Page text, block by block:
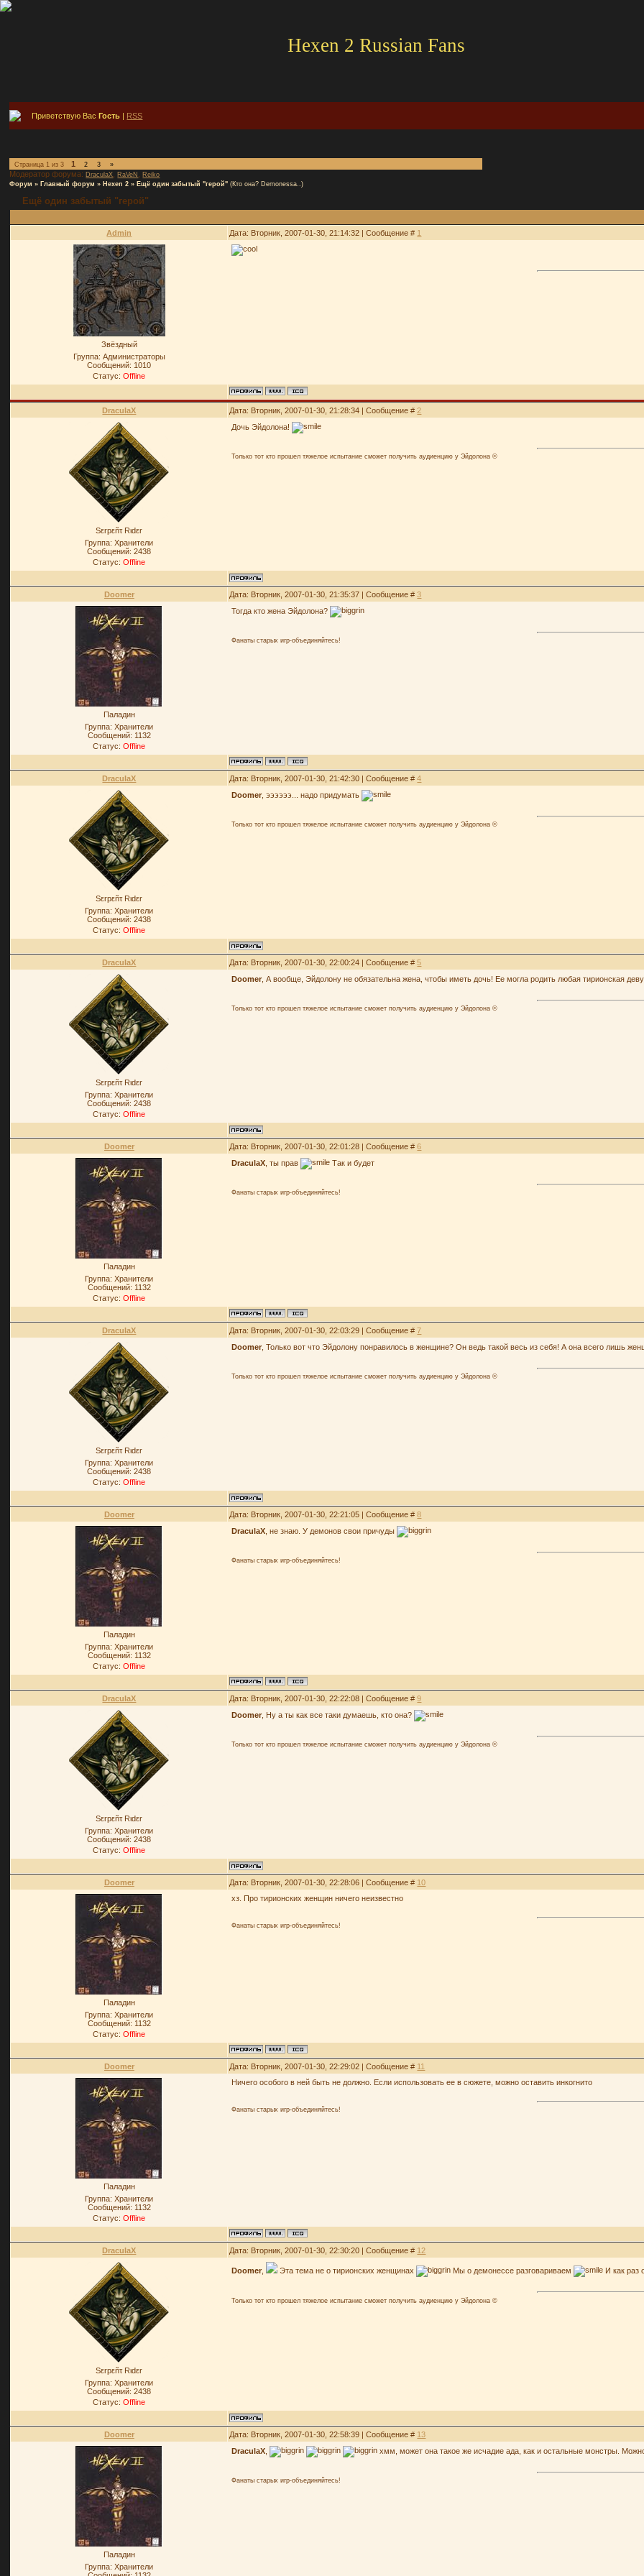
Hexen 2 Russian Fans
Приветствую ВасГость | RSS
Страница 1 из3 1 2 3 »
Модератор форума:DraculaX ,RaVeN ,Reiko
Форум » Главный форум » Hexen 2 » Ещё один забытый "герой" (Кто она? Demonessa..)
Ещё один забытый "герой"
Admin Дата: Вторник, 2007-01-30, 21:14:32 | Сообщение # 1
Звёздный
Группа: Администраторы
Сообщений: 1010
Статус:Offline
DraculaX Дата: Вторник, 2007-01-30, 21:28:34 | Сообщение #2
Sεrpεñτ Rιdεr
Группа: Хранители
Сообщений:2438
Статус:Offline
Дочь Эйдолона!
Только тот кто прошел тяжелое испытание сможет получить аудиенцию у Эйдолона ©
Doomer Дата: Вторник, 2007-01-30, 21:35:37 | Сообщение #3
Паладин
Группа: Хранители
Сообщений: 1132
Статус:Offline
Тогда кто жена Эйдолона?
Фанаты старых игр-объединяйтесь!
DraculaX Дата: Вторник, 2007-01-30, 21:42:30 | Сообщение #4
Sεrpεñτ Rιdεr
Группа: Хранители
Сообщений:2438
Статус:Offline
Doomer , ээээээ... надо придумать
Только тот кто прошел тяжелое испытание сможет получить аудиенцию у Эйдолона ©
DraculaX Дата: Вторник, 2007-01-30, 22:00:24 | Сообщение #5
Sεrpεñτ Rιdεr
Группа: Хранители
Сообщений:2438
Статус:Offline
Doomer , А вообще, Эйдолону не обязательна жена, чтобы иметь дочь! Ее могла родить любая тирионская
Только тот кто прошел тяжелое испытание сможет получить аудиенцию у Эйдолона ©
Doomer Дата: Вторник, 2007-01-30, 22:01:28 | Сообщение #6
Паладин
Группа: Хранители
Сообщений: 1132
Статус:Offline
DraculaX , ты прав Так и будет
Фанаты старых игр-объединяйтесь!
DraculaX Дата: Вторник, 2007-01-30, 22:03:29 | Сообщение #7
Sεrpεñτ Rιdεr
Группа: Хранители
Сообщений:2438
Статус:Offline
Doomer , Только вот что Эйдолону понравилось в женщине? Он ведь такой весь из себя! А она всего лишь
Только тот кто прошел тяжелое испытание сможет получить аудиенцию у Эйдолона ©
Doomer Дата: Вторник, 2007-01-30, 22:21:05 | Сообщение #8
Паладин
Группа: Хранители
Сообщений: 1132
Статус:Offline
DraculaX , не знаю. У демонов свои причуды
Фанаты старых игр-объединяйтесь!
DraculaX Дата: Вторник, 2007-01-30, 22:22:08 | Сообщение #9
Sεrpεñτ Rιdεr
Группа: Хранители
Сообщений:2438
Статус:Offline
Doomer , Ну а ты как все таки думаешь, кто она?
Только тот кто прошел тяжелое испытание сможет получить аудиенцию у Эйдолона ©
Doomer Дата: Вторник, 2007-01-30, 22:28:06 | Сообщение # 10
Паладин
Группа: Хранители
Сообщений: 1132
Статус:Offline
хз. Про тирионских женщин ничего неизвестно
Фанаты старых игр-объединяйтесь!
Doomer Дата: Вторник, 2007-01-30, 22:29:02 | Сообщение # 11
Паладин
Группа: Хранители
Сообщений: 1132
Статус:Offline
Ничего особого в ней быть не должно. Если использовать ее в сюжете, можно оставить инкогнито
Фанаты старых игр-объединяйтесь!
DraculaX Дата: Вторник, 2007-01-30, 22:30:20 | Сообщение # 12
Sεrpεñτ Rιdεr
Группа: Хранители
Сообщений:2438
Статус:Offline
Doomer Эта тема не о тирионских женщинах Мы о демонессе разговариваем И как раз
Только тот кто прошел тяжелое испытание сможет получить аудиенцию у Эйдолона ©
Doomer Дата: Вторник, 2007-01-30, 22:58:39 | Сообщение # 13
Паладин
Группа: Хранители
DraculaX хмм, может она такое же исчадие ада, как и остальные монстры.
Фанаты старых игр-объединяйтесь!